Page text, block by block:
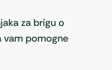
za brigu o
vam pomogne